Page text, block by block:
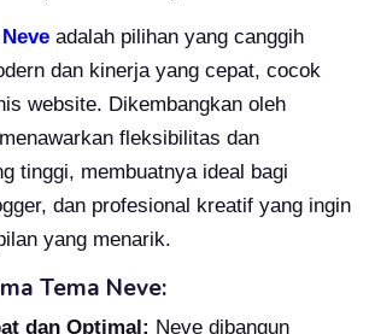
Neve adalah pilihan yang canggih
dan kinerja yang cepat, cocok
website. Dikembangkan oleh
fleksibilitas dan
tinggi, membuatnya ideal bagi
dan profesional kreatif yang ingin
yang menarik.
Tema Neve:
dan Optimal: Neve dibangun